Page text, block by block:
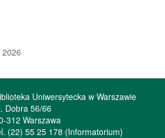
Uniwersytecka w Warszawie
Dobra 56/66
312 Warszawa
(22) 55 25 178 (Informatorium)